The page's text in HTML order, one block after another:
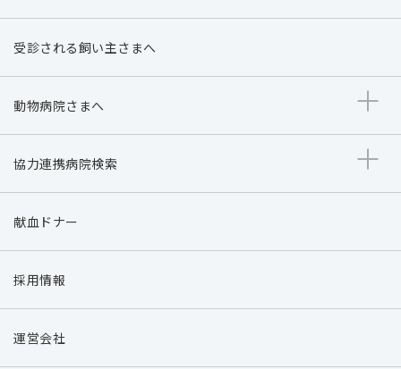
受診される飼い主さまへ
動物病院さまへ
協力連携病院検索
献血ドナー
採用情報
運営会社